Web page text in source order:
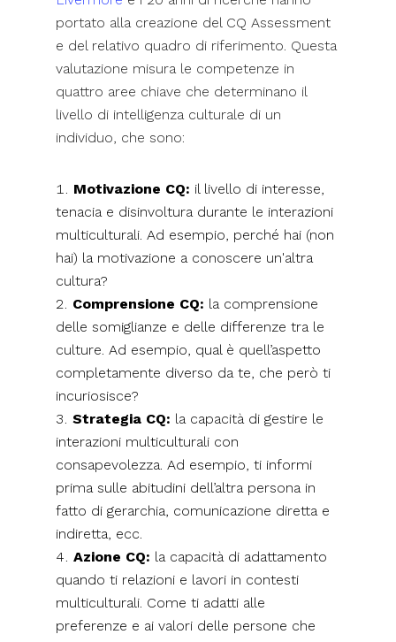
portato alla creazione del CQ Assessment
e del relativo quadro di riferimento. Questa
valutazione misura le competenze in
quattro aree chiave che determinano il
livello di intelligenza culturale di un
individuo, che sono:
Motivazione CQ: il livello di interesse,
tenacia e disinvoltura durante le interazioni
multiculturali. Ad esempio, perché hai (non
hai) la motivazione a conoscere un'altra
cultura?
Comprensione CQ: la comprensione
delle somiglianze e delle differenze tra le
culture. Ad esempio, qual è quell’aspetto
completamente diverso da te, che però ti
incuriosisce?
Strategia CQ: la capacità di gestire le
interazioni multiculturali con
consapevolezza. Ad esempio, ti informi
prima sulle abitudini dell’altra persona in
fatto di gerarchia, comunicazione diretta e
indiretta, ecc.
Azione CQ: la capacità di adattamento
quando ti relazioni e lavori in contesti
multiculturali. Come ti adatti alle
preferenze e ai valori delle persone che